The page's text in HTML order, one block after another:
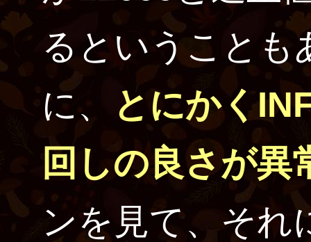
るということも
に、
とにかく
回しの良さが異
ンを見て、それ